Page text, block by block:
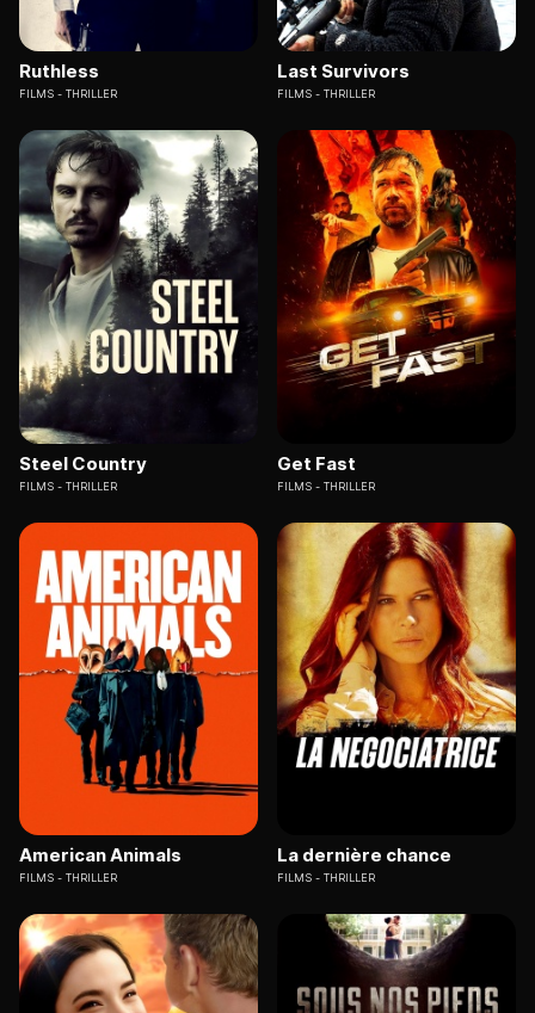
Ruthless
FILMS THRILLER
Last Survivors
FILMS THRILLER
Steel Country
FILMS THRILLER
Get Fast
FILMS THRILLER
American Animals
FILMS THRILLER
La dernière chance
FILMS THRILLER